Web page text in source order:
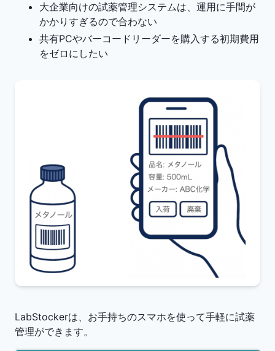
大企業向けの試薬管理システムは、運用に手間が
かかりすぎるので合わない
共有PCやバーコードリーダーを購入する初期費用
をゼロにしたい
LabStockerは、お手持ちのスマホを使って手軽に試薬
管理ができます。